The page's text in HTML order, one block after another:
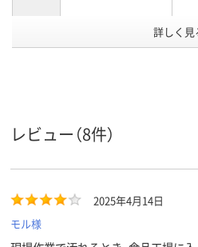
L
詳しく見
レビュー（8件）
2025年4月14日
モル様